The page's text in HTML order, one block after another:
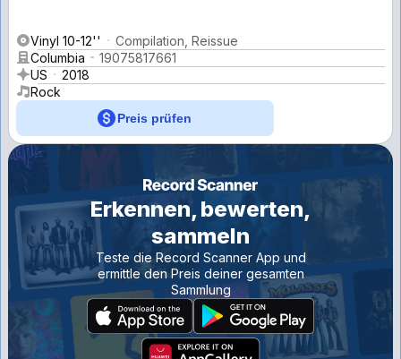
Vinyl 10-12''
Compilation, Reissue
Columbia
19075817661
US
2018
Rock
Preis prüfen
Erkennen, bewerten,
sammeln
Teste die Record Scanner App und
ermittle den Preis deiner gesamten
Sammlung